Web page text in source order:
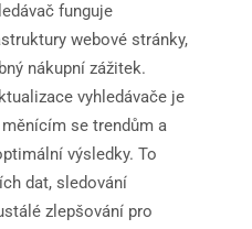
funguje
webové stránky,
nákupní zážitek.
vyhledávače je
se trendům a
výsledky. To
dat, sledování
zlepšování pro